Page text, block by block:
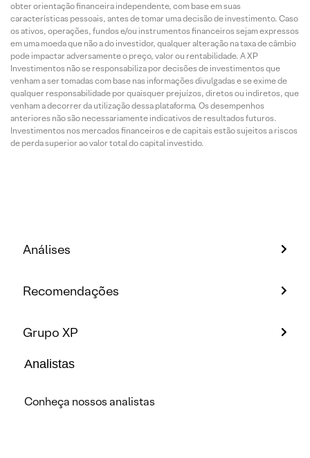
obter orientação financeira independente, com base em suas
características pessoais, antes de tomar uma decisão de investimento. Caso
os ativos, operações, fundos e/ou instrumentos financeiros sejam expressos
em uma moeda que não a do investidor, qualquer alteração na taxa de câmbio
pode impactar adversamente o preço, valor ou rentabilidade. A XP
Investimentos não se responsabiliza por decisões de investimentos que
venham a ser tomadas com base nas informações divulgadas e se exime de
qualquer responsabilidade por quaisquer prejuízos, diretos ou indiretos, que
venham a decorrer da utilização dessa plataforma. Os desempenhos
anteriores não são necessariamente indicativos de resultados futuros.
Investimentos nos mercados financeiros e de capitais estão sujeitos a riscos
de perda superior ao valor total do capital investido.
Análises
Recomendações
Grupo XP
Analistas
Conheça nossos analistas